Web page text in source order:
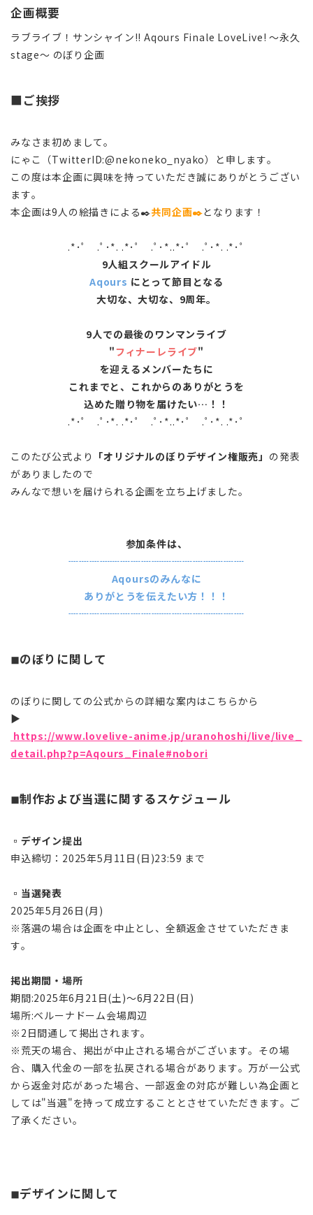
企画概要
ラブライブ！サンシャイン!! Aqours Finale LoveLive! ～永久
stage～ のぼり企画
■ご挨拶
みなさま初めまして。
にゃこ（TwitterID:@nekoneko_nyako）と申します。
この度は本企画に興味を持っていただき誠にありがとうござい
ます。
本企画は9人の絵描きによる✒️共同企画✒️となります！
.*･ﾟ .ﾟ･*. .*･ﾟ .ﾟ･*..*･ﾟ .ﾟ･*. .*･ﾟ
9人組スクールアイドル
Aqours にとって節目となる
大切な、大切な、9周年。
9人での最後のワンマンライブ
"フィナーレライブ"
を迎えるメンバーたちに
これまでと、これからのありがとうを
込めた贈り物を届けたい…！！
.*･ﾟ .ﾟ･*. .*･ﾟ .ﾟ･*..*･ﾟ .ﾟ･*. .*･ﾟ
このたび公式より 「オリジナルのぼりデザイン権販売」 の発表
がありましたので
みんなで想いを届けられる企画を立ち上げました。
参加条件は、
┈┈┈┈┈┈┈┈┈┈┈┈┈┈┈┈┈
Aqoursのみんなに
ありがとうを伝えたい方！！！
┈┈┈┈┈┈┈┈┈┈┈┈┈┈┈┈┈
◾︎のぼりに関して
のぼりに関しての公式からの詳細な案内はこちらから
▶︎
https://www.lovelive-anime.jp/uranohoshi/live/live_
detail.php?p=Aqours_Finale#nobori
◾︎制作および当選に関するスケジュール
▫️デザイン提出
申込締切：2025年5月11日(日)23:59 まで
▫️当選発表
2025年5月26日(月)
※落選の場合は企画を中止とし、全額返金させていただきま
す。
掲出期間・場所
期間:2025年6月21日(土)～6月22日(日)
場所:ベルーナドーム会場周辺
※2日間通して掲出されます。
※荒天の場合、掲出が中止される場合がございます。その場
合、購入代金の一部を払戻される場合があります。万が一公式
から返金対応があった場合、一部返金の対応が難しい為企画と
しては"当選"を持って成立することとさせていただきます。ご
了承ください。
◾︎デザインに関して